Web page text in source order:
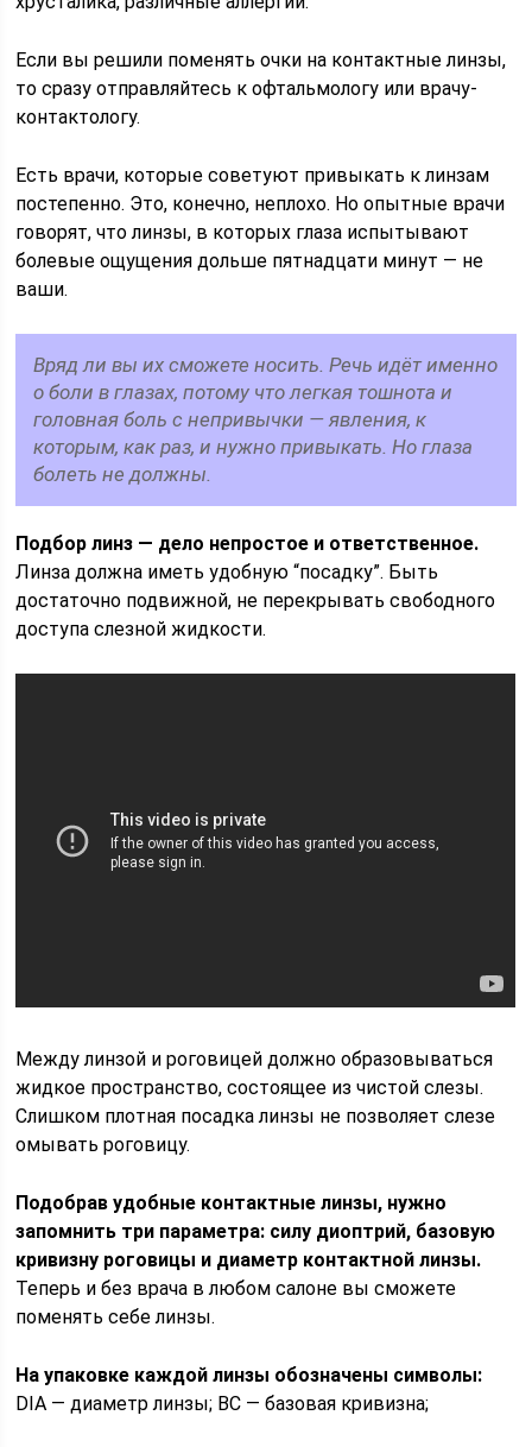
Если вы решили поменять очки на контактные линзы,
то сразу отправляйтесь к офтальмологу или врачу-
контактологу.
Есть врачи, которые советуют привыкать к линзам
постепенно. Это, конечно, неплохо. Но опытные врачи
говорят, что линзы, в которых глаза испытывают
болевые ощущения дольше пятнадцати минут — не
ваши.
Вряд ли вы их сможете носить. Речь идёт именно
о боли в глазах, потому что легкая тошнота и
головная боль с непривычки — явления, к
которым, как раз, и нужно привыкать. Но глаза
болеть не должны.
Подбор линз — дело непростое и ответственное.
Линза должна иметь удобную “посадку”. Быть
достаточно подвижной, не перекрывать свободного
доступа слезной жидкости.
Между линзой и роговицей должно образовываться
жидкое пространство, состоящее из чистой слезы.
Слишком плотная посадка линзы не позволяет слезе
омывать роговицу.
Подобрав удобные контактные линзы, нужно
запомнить три параметра: силу диоптрий, базовую
кривизну роговицы и диаметр контактной линзы.
Теперь и без врача в любом салоне вы сможете
поменять себе линзы.
На упаковке каждой линзы обозначены символы:
DIA — диаметр линзы; BC — базовая кривизна;